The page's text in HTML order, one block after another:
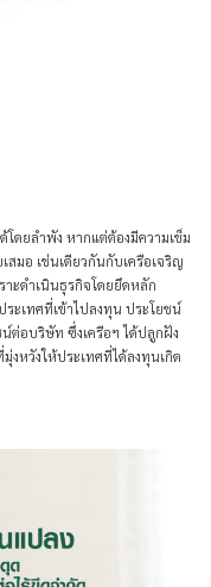
โดยลำพัง หากแต่ต้องมีความเข็ม
สมอ เช่นเดียวกันกับเครือเจริญ
ะดำเนินธุรกิจโดยยึดหลัก
ะเทศที่เข้าไปลงทุน ประโยชน์
น์ต่อบริษัท ซึ่งเครือฯ ได้ปลูกฝัง
หวังให้ประเทศที่ได้ลงทุนเกิด